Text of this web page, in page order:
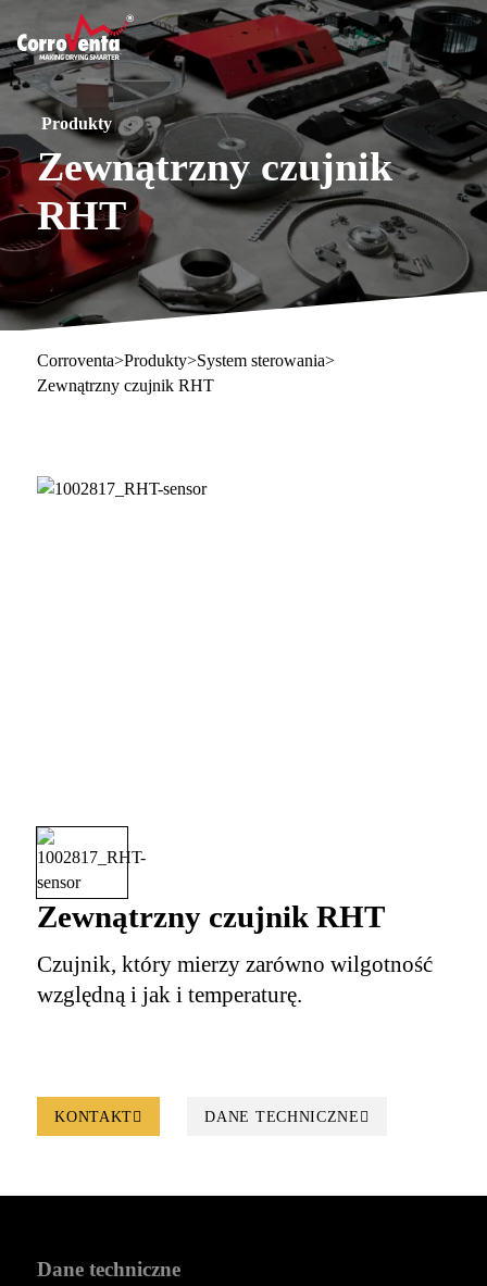
Produkty
Zewnątrzny czujnik
RHT
Corroventa>Produkty>System sterowania>
Zewnątrzny czujnik RHT
Zewnątrzny czujnik RHT
Czujnik, który mierzy zarówno wilgotność
względną i jak i temperaturę.
KONTAKT DANE TECHNICZNE
Dane techniczne